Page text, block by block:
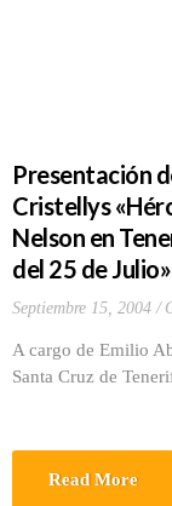
Presentación
Cristellys
Nelson en
del 25 de Julio»
Septiembre 15, 2004
A cargo de Emilio
Santa Cruz de
Read More